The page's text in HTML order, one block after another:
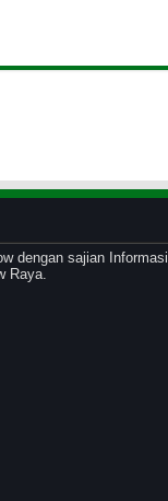
dengan sajian Informasi
Raya.